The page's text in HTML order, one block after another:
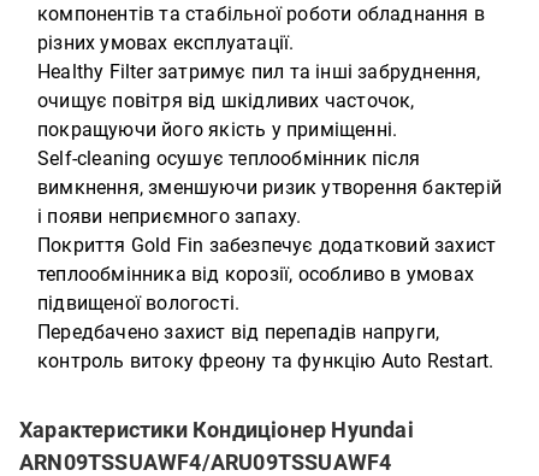
компонентів та стабільної роботи обладнання в
різних умовах експлуатації.
Healthy Filter затримує пил та інші забруднення,
очищує повітря від шкідливих часточок,
покращуючи його якість у приміщенні.
Self-cleaning осушує теплообмінник після
вимкнення, зменшуючи ризик утворення бактерій
і появи неприємного запаху.
Покриття Gold Fin забезпечує додатковий захист
теплообмінника від корозії, особливо в умовах
підвищеної вологості.
Передбачено захист від перепадів напруги,
контроль витоку фреону та функцію Auto Restart.
Характеристики Кондиціонер Hyundai
ARN09TSSUAWF4/ARU09TSSUAWF4